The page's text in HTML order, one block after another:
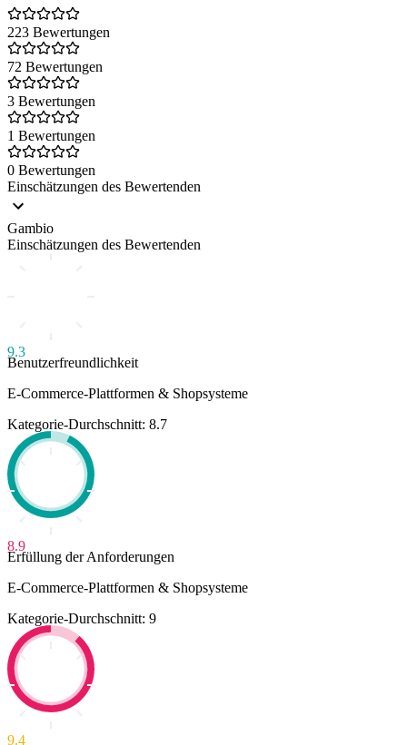
223 Bewertungen
72 Bewertungen
3 Bewertungen
1 Bewertungen
0 Bewertungen
Einschätzungen des Bewertenden
Gambio
Einschätzungen des Bewertenden
9.3
Benutzerfreundlichkeit
E-Commerce-Plattformen & Shopsysteme
Kategorie-Durchschnitt: 8.7
8.9
Erfüllung der Anforderungen
E-Commerce-Plattformen & Shopsysteme
Kategorie-Durchschnitt: 9
9.4